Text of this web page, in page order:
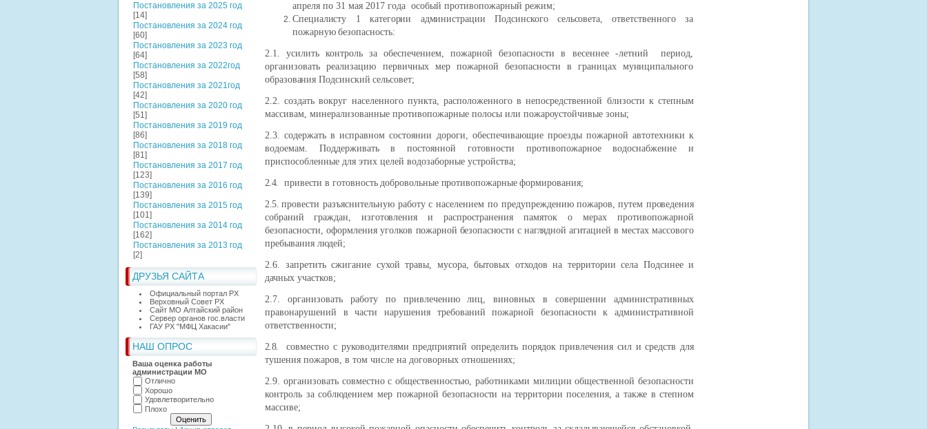
Постановления за 2025 год
[14]
Постановления за 2024 год
[60]
Постановления за 2023 год
[64]
Постановления за 2022год
[58]
Постановления за 2021год
[42]
Постановления за 2020 год
[51]
Постановления за 2019 год
[86]
Постановления за 2018 год
[81]
Постановления за 2017 год
[123]
Постановления за 2016 год
[139]
Постановления за 2015 год
[101]
Постановления за 2014 год
[162]
Постановления за 2013 год
[2]
ДРУЗЬЯ САЙТА
Официальный портал РХ
Верховный Совет РХ
Сайт МО Алтайский район
Сервер органов гос.власти
ГАУ РХ "МФЦ Хакасии"
НАШ ОПРОС
Ваша оценка работы
администрации МО
Отлично
Хорошо
Удовлетворительно
Плохо
апреля по 31 мая 2017 года особый противопожарный режим;
Специалисту 1 категории администрации Подсинского сельсовета, ответственного за
пожарную безопасность:
2.1. усилить контроль за обеспечением, пожарной безопасности в весеннее -летний период,
организовать реализацию первичных мер пожарнойбезопасности в границах муниципального
образования Подсинский сельсовет;
2.2. создать вокруг населенного пункта, расположенного в непосредственной близости к степным
массивам, минерализованные противопожарные полосы или пожароустойчивые зоны;
2.3. содержать в исправном состоянии дороги, обеспечивающие проезды пожарной автотехники к
водоемам. Поддерживать в постоянной готовности противопожарное водоснабжение и
приспособленные для этих целей водозаборные устройства;
2.4. привести в готовность добровольные противопожарные формирования;
2.5.провести разъяснительную работу с населением по предупреждениюпожаров, путем проведения
собраний граждан, изготовления и распространения памяток о мерах противопожарной
безопасности, оформления уголков пожарной безопасности с наглядной агитацией в местах массового
пребывания людей;
2.6. запретить сжигание сухой травы, мусора, бытовых отходов на территории села Подсинее и
дачных участков;
2.7. организовать работу по привлечению лиц, виновных в совершении административных
правонарушений в части нарушения требований пожарной безопасности к административной
ответственности;
2.8. совместно с руководителями предприятий определить порядок привлечения сил и средств для
тушения пожаров, в том числе на договорных отношениях;
2.9. организовать совместно с общественностью, работниками милиции общественной безопасности
контроль за соблюдением мер пожарнойбезопасности на территории поселения, а также в степном
массиве;